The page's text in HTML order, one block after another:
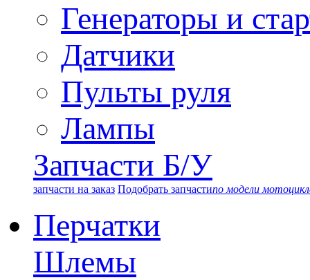
Генераторы и
Датчики
Пульты руля
Лампы
Запчасти Б/У
запчасти на заказ Подобрать запчастипо модели
Перчатки
Шлемы